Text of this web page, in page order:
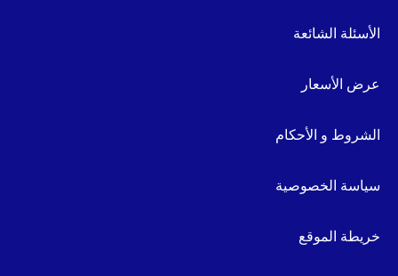
الأسئلة الشائعة
عرض الأسعار
الشروط و الأحكام
سياسة الخصوصية
خريطة الموقع